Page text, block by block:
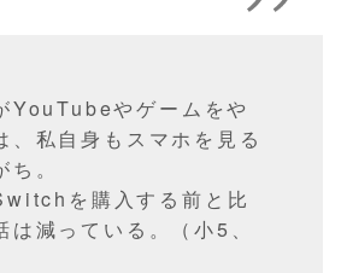
YouTubeやゲームをや
、私自身もスマホを見る
。
を購入する前と比
は減っている。（小5、